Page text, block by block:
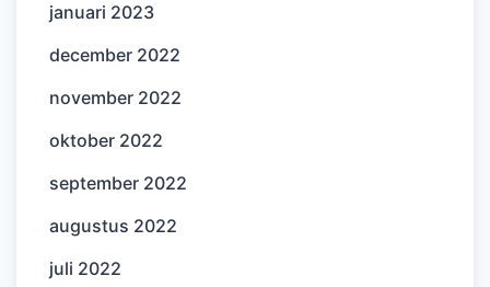
januari 2023
december 2022
november 2022
oktober 2022
september 2022
augustus 2022
juli 2022